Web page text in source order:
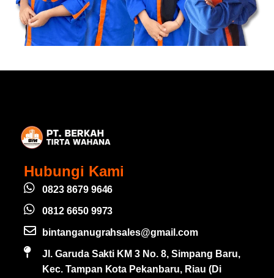
Dapatkan Penawaran Sekarang
Hubungi Kami
0823 8679 9646
0812 6650 9973
bintanganugrahsales@gmail.com
Jl. Garuda Sakti KM 3 No. 8, Simpang Baru,
Kec. Tampan Kota Pekanbaru, Riau (Di